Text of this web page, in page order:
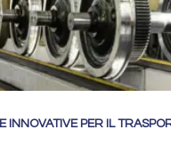
INNOVATIVE PER IL